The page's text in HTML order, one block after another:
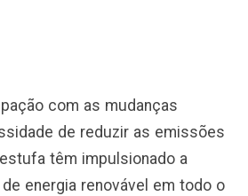
com as mudanças
de reduzir as emissões
têm impulsionado a
energia renovável em todo o